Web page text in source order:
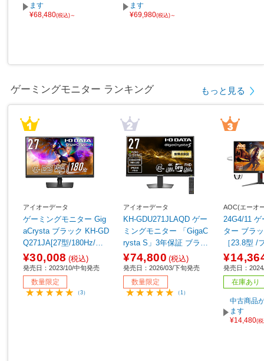
ます
¥68,480(税込)～
ます
¥69,980(税込)～
ゲーミングモニター ランキング もっと見る
アイオーデータ
ゲーミングモニター Gig
aCrysta ブラック KH-GD
Q271JA[27型/180Hz/WQ
HD/AHVAパネル]
¥30,008 (税込)
発売日：2023/10/中旬発売
数量限定
（3）
アイオーデータ
KH-GDU271JLAQD ゲー
ミングモニター 「GigaC
rysta S」3年保証 ブラッ
ク ［27型 /4K(3840×216
0） /ワイド /360Hz］
【sof001】
¥74,800 (税込)
発売日：2026/03/下旬発売
数量限定
（1）
AOC(エーオ
24G4/11
ター ブラック & レッド
［23.8型 /
1080) /ワ
発売日：
在庫あり
中古商品
ます
¥14,480(